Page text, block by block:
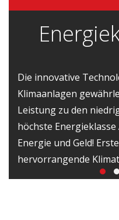
Die innovative
Klimaanlagen
Leistung zu den
höchste
Energie und Geld!
hervorrangende